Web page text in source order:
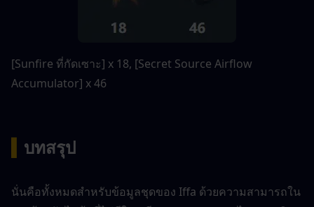
[Sunfire ที่กัดเซาะ] x 18, [Secret Source Airflow
Accumulator] x 46
บทสรุป
นั่นคือทั้งหมดสำหรับข้อมูลชุดของ Iffa ด้วยความสามารถใน